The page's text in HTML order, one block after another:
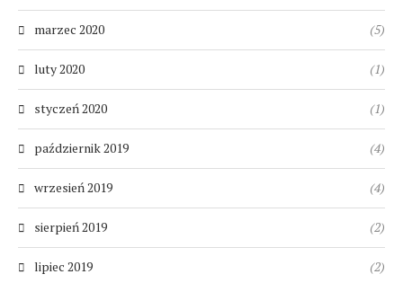
marzec 2020 (5)
luty 2020 (1)
styczeń 2020 (1)
październik 2019 (4)
wrzesień 2019 (4)
sierpień 2019 (2)
lipiec 2019 (2)